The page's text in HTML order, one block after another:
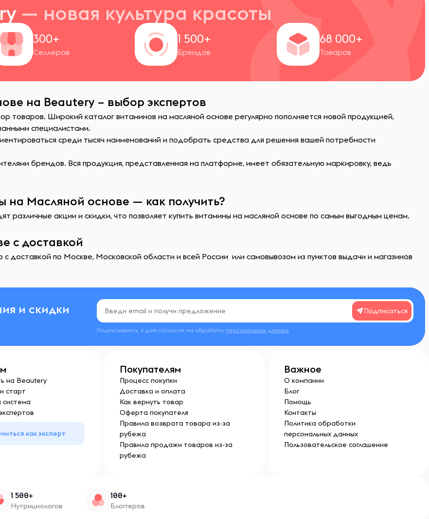
— новая культура красоты
300+
Селлеров
1 500+
Брендов
68 000+
Товаров
на Beautery – выбор экспертов
товаров. Широкий каталог витаминов на масляной основе регулярно пополняется новой продукцией,
специалистами.
среди тысяч наименований и подобрать средства для решения вашей потребности
брендов. Вся продукция, представленная на платформе, имеет обязательную маркировку, ведь
Масляной основе — как получить?
различные акции и скидки, что позволяет купить витамины на масляной основе по самым выгодным ценам.
с доставкой
по Москве, Московской области и всей России или самовывозом из пунктов выдачи и магазинов
и скидки Подписаться
Подписываясь, я даю согласие на обработку персональных данных
на Beautery
старт
система
как эксперт
Покупателям
Процесс покупки
Доставка и оплата
Как вернуть товар
Оферта покупателя
Правила возврата товара из-за
рубежа
Правила продажи товаров из-за
рубежа
Важное
О компании
Блог
Помощь
Контакты
Политика обработки
персональных данных
Пользовательское соглашение
1 500+
Нутрициологов
100+
Блоггеров